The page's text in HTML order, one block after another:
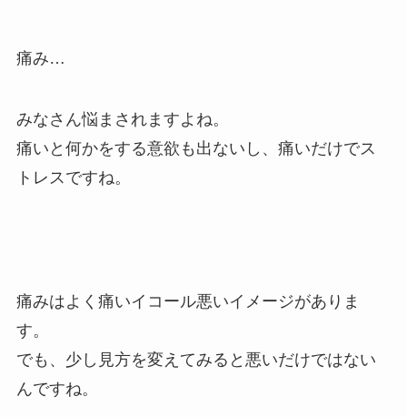
痛み…
みなさん悩まされますよね。
痛いと何かをする意欲も出ないし、痛いだけでス
トレスですね。
痛みはよく痛いイコール悪いイメージがありま
す。
でも、少し見方を変えてみると悪いだけではない
んですね。